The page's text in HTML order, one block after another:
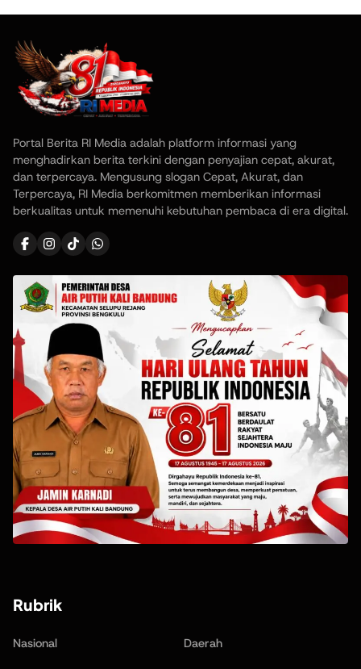
Portal Berita RI Media adalah platform informasi yang
menghadirkan berita terkini dengan penyajian cepat, akurat,
dan terpercaya. Mengusung slogan Cepat, Akurat, dan
Terpercaya, RI Media berkomitmen memberikan informasi
berkualitas untuk memenuhi kebutuhan pembaca di era digital.
Rubrik
Nasional Daerah